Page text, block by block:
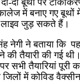
दो बूथों पर
में बनाए गए
लाइव जुड़ सकते हैं।
नेगी ने बताया कि
की तैयारी की गई
सभी तैयारियां पूरी
जिलों में कोविड